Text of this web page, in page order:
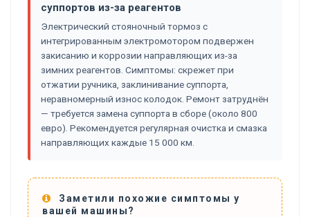
суппортов из-за реагентов
Электрический стояночный тормоз с
интегрированным электромотором подвержен
закисанию и коррозии направляющих из-за
зимних реагентов. Симптомы: скрежет при
отжатии ручника, заклинивание суппорта,
неравномерный износ колодок. Ремонт затруднён
— требуется замена суппорта в сборе (около 800
евро). Рекомендуется регулярная очистка и смазка
направляющих каждые 15 000 км.
Заметили похожие симптомы у
вашей машины?